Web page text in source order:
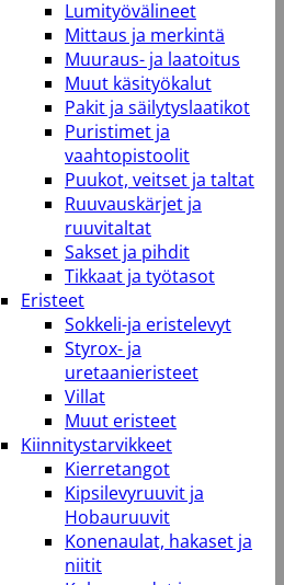
Lumityövälineet
Mittaus ja merkintä
Muuraus- ja laatoitus
Muut käsityökalut
Pakit ja säilytyslaatikot
Puristimet ja
vaahtopistoolit
Puukot, veitset ja taltat
Ruuvauskärjet ja
ruuvitaltat
Sakset ja pihdit
Tikkaat ja työtasot
Eristeet
Sokkeli-ja eristelevyt
Styrox- ja
uretaanieristeet
Villat
Muut eristeet
Kiinnitystarvikkeet
Kierretangot
Kipsilevyruuvit ja
Hobauruuvit
Konenaulat, hakaset ja
niitit